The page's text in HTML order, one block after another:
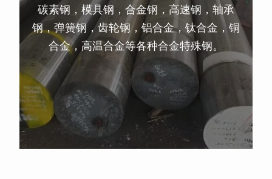
碳素钢，模具钢，合金钢，高速钢，轴承
钢，弹簧钢，齿轮钢，铝合金，钛合金，铜
合金，高温合金等各种合金特殊钢。